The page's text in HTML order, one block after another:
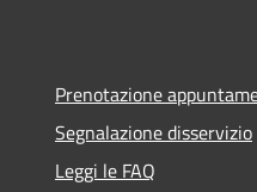
Prenotazione
Segnalazione disservizio
Leggi le FAQ